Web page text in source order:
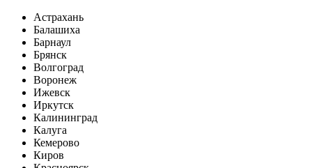
Астрахань
Балашиха
Барнаул
Брянск
Волгоград
Воронеж
Ижевск
Иркутск
Калининград
Калуга
Кемерово
Киров